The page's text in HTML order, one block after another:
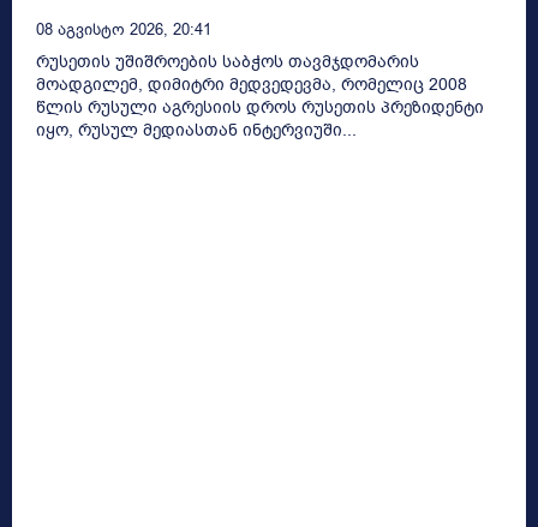
08 Აგვისტო 2026, 20:41
რუსეთის უშიშროების საბჭოს თავმჯდომარის
მოადგილემ, დიმიტრი მედვედევმა, რომელიც 2008
წლის რუსული აგრესიის დროს რუსეთის პრეზიდენტი
იყო, რუსულ მედიასთან ინტერვიუში...